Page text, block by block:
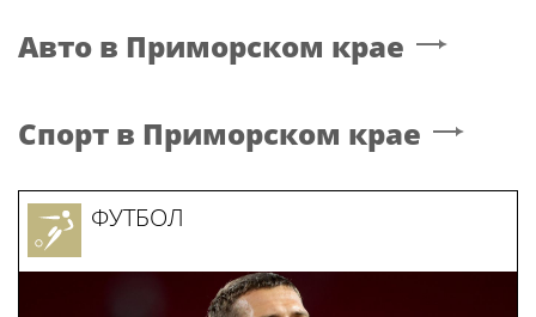
Авто в Приморском крае
Спорт в Приморском крае
ФУТБОЛ